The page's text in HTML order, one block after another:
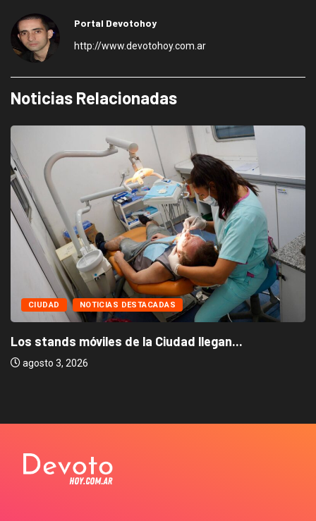
Portal Devotohoy
http://www.devotohoy.com.ar
Noticias Relacionadas
CIUDAD NOTICIAS DESTACADAS
Los stands móviles de la Ciudad llegan...
agosto 3, 2026